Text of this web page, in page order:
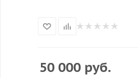
50 000руб.